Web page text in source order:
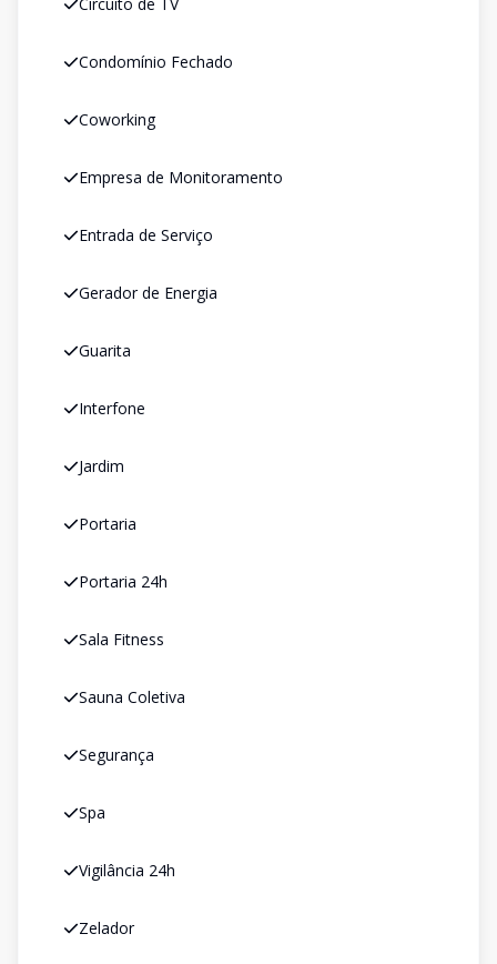
Condomínio Fechado
Coworking
Empresa de Monitoramento
Entrada de Serviço
Gerador de Energia
Guarita
Interfone
Jardim
Portaria
Portaria 24h
Sala Fitness
Sauna Coletiva
Segurança
Spa
Vigilância 24h
Zelador